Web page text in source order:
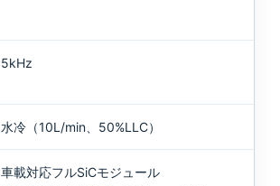
5kHz
水冷（10L/min、50%LLC）
車載対応フルSiCモジュール